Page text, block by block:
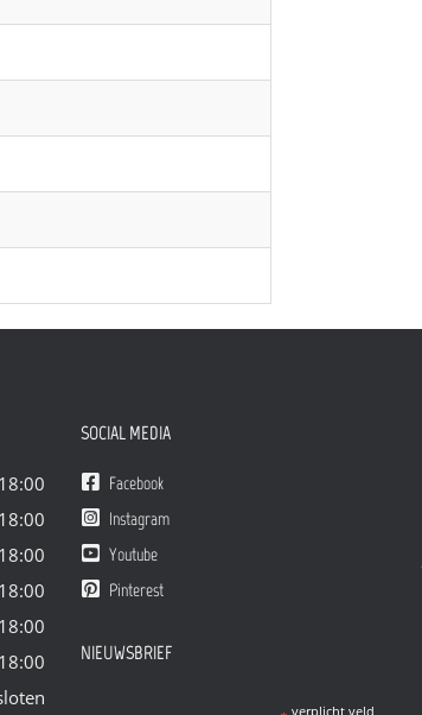
SOCIAL MEDIA
Facebook
Instagram
Youtube
Pinterest
NIEUWSBRIEF
verplicht veld